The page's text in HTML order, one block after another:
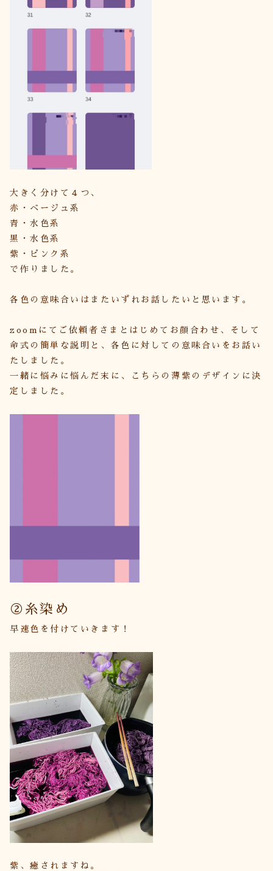
大きく分けて４つ、
赤・ベージュ系
青・水色系
黒・水色系
紫・ピンク系
で作りました。
各色の意味合いはまたいずれお話したいと思います。
zoomにてご依頼者さまとはじめてお顔合わせ、そして
命式の簡単な説明と、各色に対しての意味合いをお話い
たしました。
一緒に悩みに悩んだ末に、こちらの薄紫のデザインに決
定しました。
②糸染め
早速色を付けていきます！
紫、癒されますね。